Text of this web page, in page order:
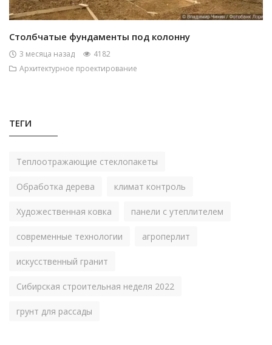
Столбчатые фундаменты под колонну
3 месяца назад
4182
Архитектурное проектирование
ТЕГИ
Теплоотражающие стеклопакеты
Обработка дерева климат контроль
Художественная ковка панели с утеплителем
современные технологии агроперлит
искусственный гранит
Сибирская строительная неделя 2022
грунт для рассады